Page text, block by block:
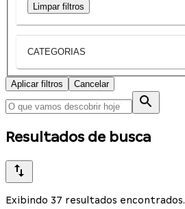
Limpar filtros
CATEGORIAS
Aplicar filtros Cancelar
Resultados de busca
Exibindo 37 resultados encontrados.